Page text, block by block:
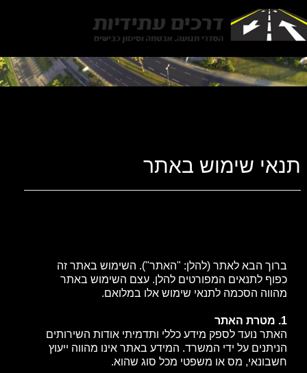
תנאי שימוש באתר
ברוך הבא לאתר (להלן: "האתר"). השימוש באתר זה
כפוף לתנאים המפורטים להלן. עצם השימוש באתר
מהווה הסכמה לתנאי שימוש אלו במלואם.
1. מטרת האתר
האתר נועד לספק מידע כללי ותדמיתי אודות השירותים
הניתנים על ידי המשרד. המידע באתר אינו מהווה ייעוץ
חשבונאי, מס או משפטי מכל סוג שהוא.